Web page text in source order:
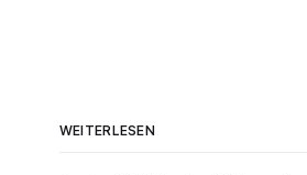
WEITERLESEN